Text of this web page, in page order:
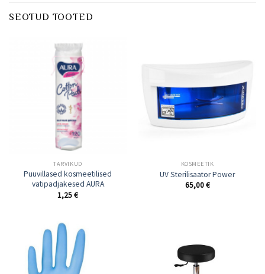
SEOTUD TOOTED
TARVIKUD
Puuvillased kosmeetilised
vatipadjakesed AURA
1,25€
KOSMEETIK
UV Sterilisaator Power
65,00€